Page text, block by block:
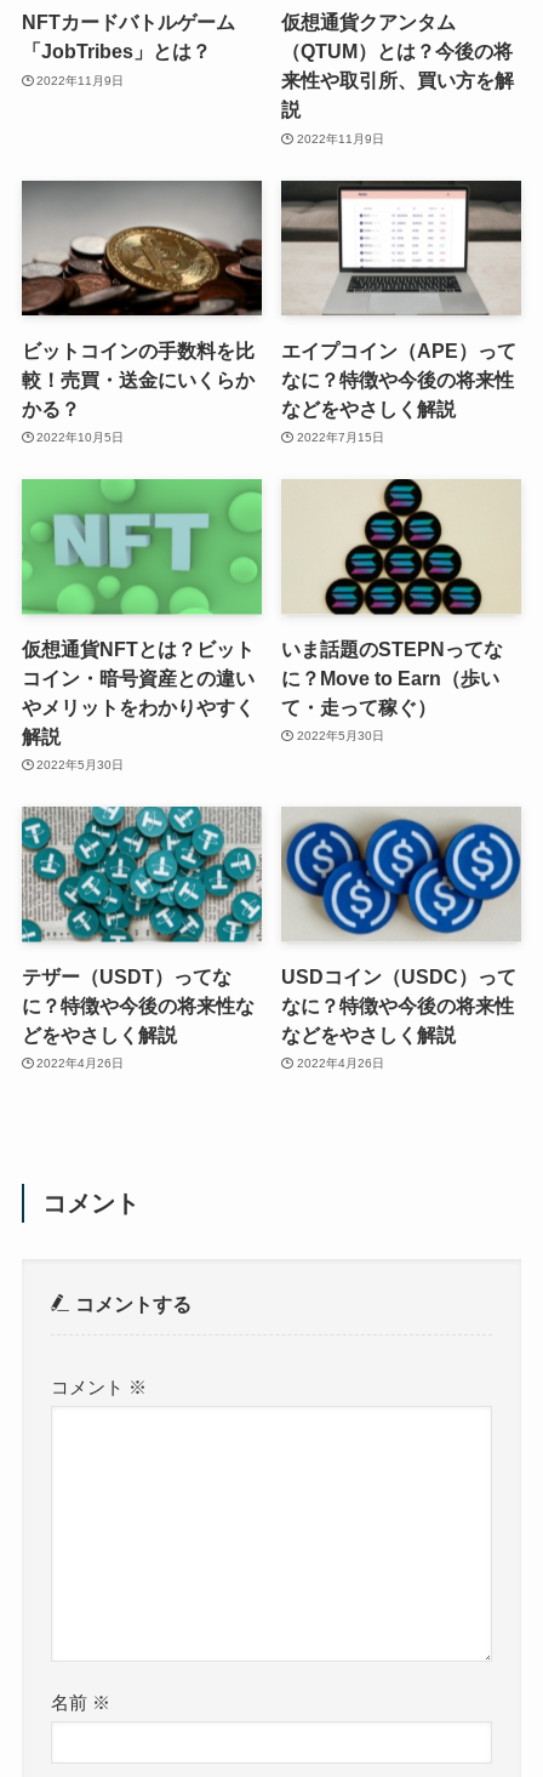
NFTカードバトルゲーム
「JobTribes」とは？
2022年11月9日
仮想通貨クアンタム
（QTUM）とは？今後の将
来性や取引所、買い方を解
説
2022年11月9日
ビットコインの手数料を比
較！売買・送金にいくらか
かる？
2022年10月5日
エイプコイン（APE）って
なに？特徴や今後の将来性
などをやさしく解説
2022年7月15日
仮想通貨NFTとは？ビット
コイン・暗号資産との違い
やメリットをわかりやすく
解説
2022年5月30日
いま話題のSTEPNってな
に？Move to Earn（歩い
て・走って稼ぐ）
2022年5月30日
テザー（USDT）ってな
に？特徴や今後の将来性な
どをやさしく解説
2022年4月26日
USDコイン（USDC）って
なに？特徴や今後の将来性
などをやさしく解説
2022年4月26日
コメント
コメントする
コメント ※
名前 ※